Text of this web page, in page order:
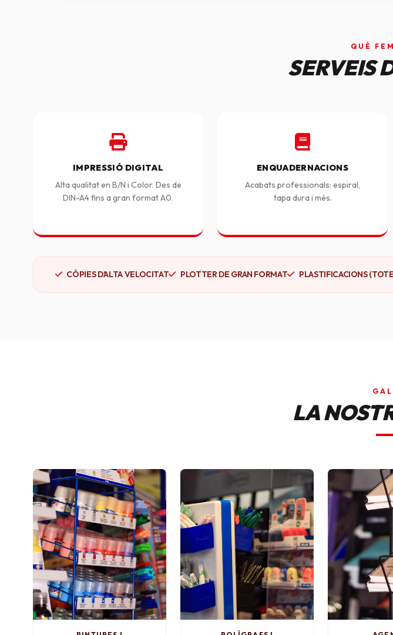
QUÈ
SERVEIS
IMPRESSIÓ DIGITAL
Alta qualitat en B/N i Color. Des de
DIN-A4 fins a gran format A0.
ENQUADERNACIONS
Acabats professionals: espiral,
tapa dura i més.
CÒPIES D'ALTA VELOCITAT PLOTTER DE GRAN FORMAT PLASTIFICACIONS
LA